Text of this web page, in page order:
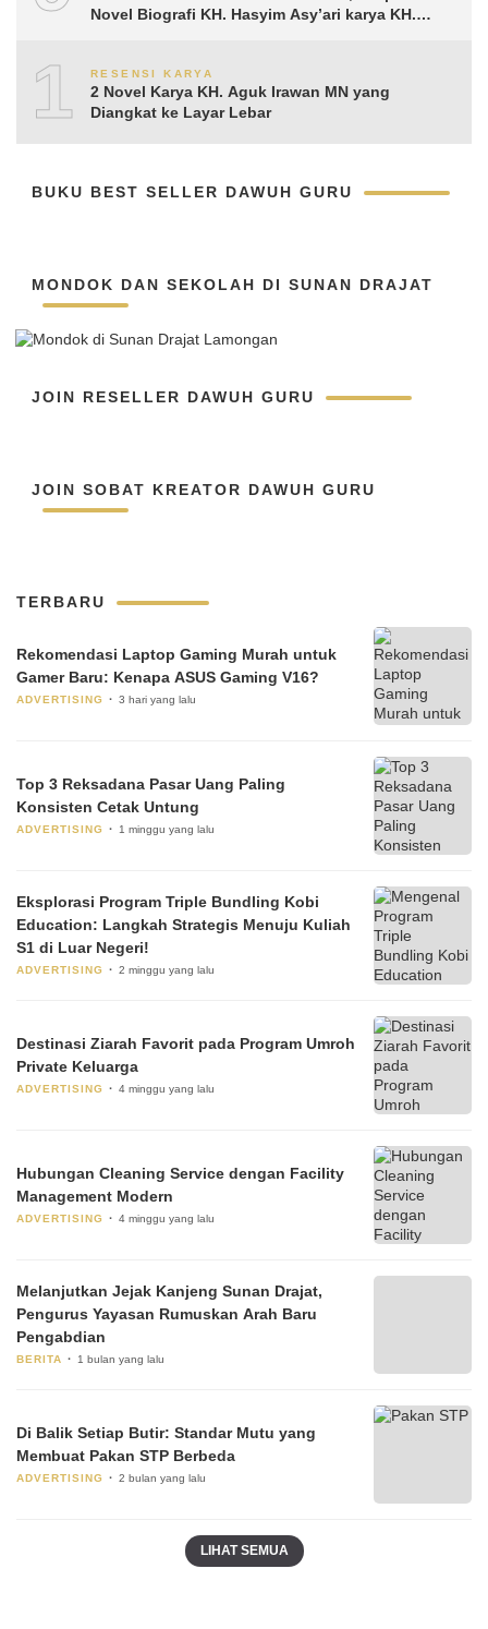
Novel Biografi KH. Hasyim Asy’ari karya KH.
10RESENSI KARYA
2 Novel Karya KH. Aguk Irawan MN yang
Diangkat ke Layar Lebar
BUKU BEST SELLER DAWUH GURU
MONDOK DAN SEKOLAH DI SUNAN DRAJAT
JOIN RESELLER DAWUH GURU
JOIN SOBAT KREATOR DAWUH GURU
TERBARU
Rekomendasi Laptop Gaming Murah untuk
Gamer Baru: Kenapa ASUS Gaming V16?
ADVERTISING 3 hari yang lalu
Top 3 Reksadana Pasar Uang Paling
Konsisten Cetak Untung
ADVERTISING 1 minggu yang lalu
Eksplorasi Program Triple Bundling Kobi
Education: Langkah Strategis Menuju Kuliah
S1 di Luar Negeri!
ADVERTISING 2 minggu yang lalu
Destinasi Ziarah Favorit pada Program Umroh
Private Keluarga
ADVERTISING 4 minggu yang lalu
Hubungan Cleaning Service dengan Facility
Management Modern
ADVERTISING 4 minggu yang lalu
Melanjutkan Jejak Kanjeng Sunan Drajat,
Pengurus Yayasan Rumuskan Arah Baru
Pengabdian
BERITA 1 bulan yang lalu
Di Balik Setiap Butir: Standar Mutu yang
Membuat Pakan STP Berbeda
ADVERTISING 2 bulan yang lalu
LIHAT SEMUA